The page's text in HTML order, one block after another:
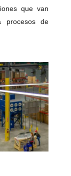
que van
procesos de